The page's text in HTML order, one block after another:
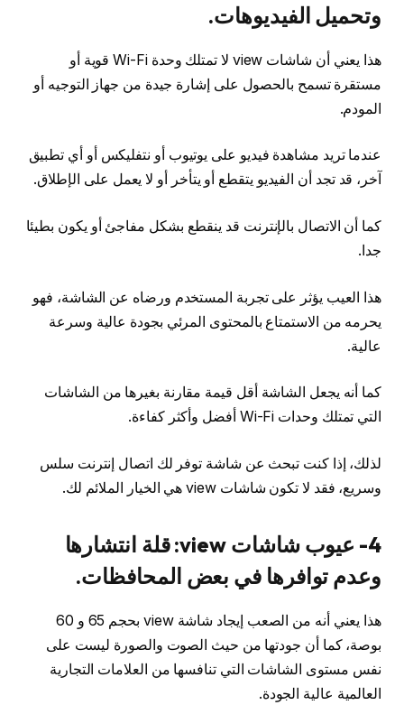
وتحميل الفيديوهات.
هذا يعني أن شاشات view لا تمتلك وحدة Wi-Fi قوية أو
مستقرة تسمح بالحصول على إشارة جيدة من جهاز التوجيه أو
المودم.
عندما تريد مشاهدة فيديو على يوتيوب أو نتفليكس أو أي تطبيق
آخر، قد تجد أن الفيديو يتقطع أو يتأخر أو لا يعمل على الإطلاق.
كما أن الاتصال بالإنترنت قد ينقطع بشكل مفاجئ أو يكون بطيئا
جدا.
هذا العيب يؤثر على تجربة المستخدم ورضاه عن الشاشة، فهو
يحرمه من الاستمتاع بالمحتوى المرئي بجودة عالية وسرعة
عالية.
كما أنه يجعل الشاشة أقل قيمة مقارنة بغيرها من الشاشات
التي تمتلك وحدات Wi-Fi أفضل وأكثر كفاءة.
لذلك، إذا كنت تبحث عن شاشة توفر لك اتصال إنترنت سلس
وسريع، فقد لا تكون شاشات view هي الخيار الملائم لك.
4- عيوب شاشات view: قلة انتشارها
وعدم توافرها في بعض المحافظات.
هذا يعني أنه من الصعب إيجاد شاشة view بحجم 65 و 60
بوصة، كما أن جودتها من حيث الصوت والصورة ليست على
نفس مستوى الشاشات التي تنافسها من العلامات التجارية
العالمية عالية الجودة.